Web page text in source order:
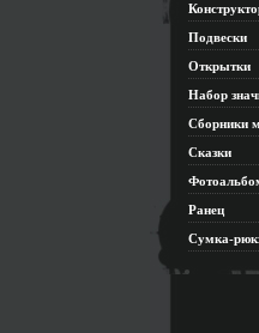
Подвески
Открытки
Набор
Сборники
Сказки
Ранец
Сумка-